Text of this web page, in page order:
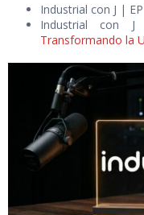
Industrial con J |
Industrial
Transformando la